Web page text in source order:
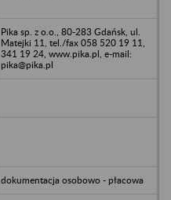
Pika sp. z o.o., 80-283 Gdańsk, ul.
Matejki 11, tel./fax 058 520 19 11,
341 19 24, www.pika.pl, e-mail:
pika@pika.pl
dokumentacja osobowo - płacowa